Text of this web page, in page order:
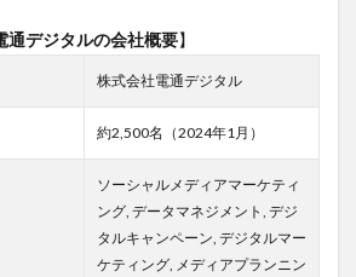
通デジタルの会社概要】
株式会社電通デジタル
約2,500名（2024年1月）
ソーシャルメディアマーケティ
ング, データマネジメント, デジ
タルキャンペーン, デジタルマー
ケティング, メディアプランニン